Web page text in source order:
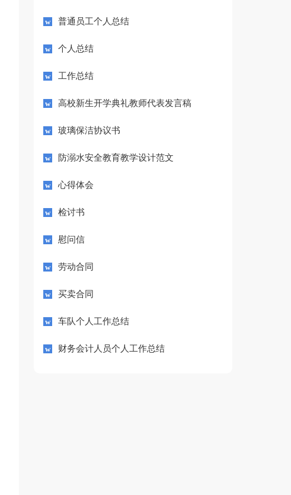
普通员工个人总结
个人总结
工作总结
高校新生开学典礼教师代表发言稿
玻璃保洁协议书
防溺水安全教育教学设计范文
心得体会
检讨书
慰问信
劳动合同
买卖合同
车队个人工作总结
财务会计人员个人工作总结